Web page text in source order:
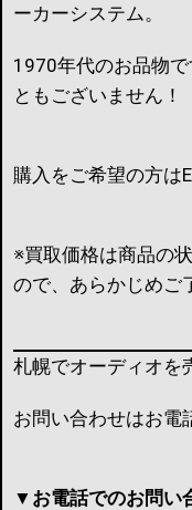
ーカーシステム。
1970年代のお品物
ともございません！
購入をご希望の方は
※買取価格は商品の
ので、あらかじめご
札幌でオーディオを
お問い合わせはお電
▼お電話でのお問い